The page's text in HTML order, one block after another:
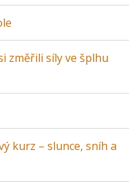
změřili síly ve šplhu
kurz – slunce, sníh a